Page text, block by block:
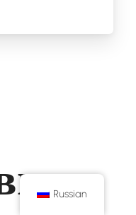
Russian